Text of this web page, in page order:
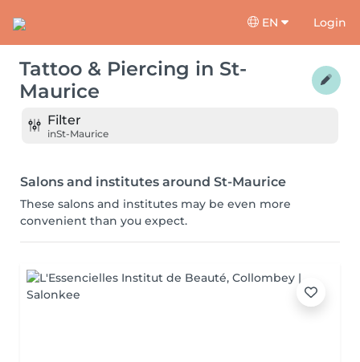
EN Login
Tattoo & Piercing in St-
Maurice
Filter
inSt-Maurice
Salons and institutes around St-Maurice
These salons and institutes may be even more
convenient than you expect.